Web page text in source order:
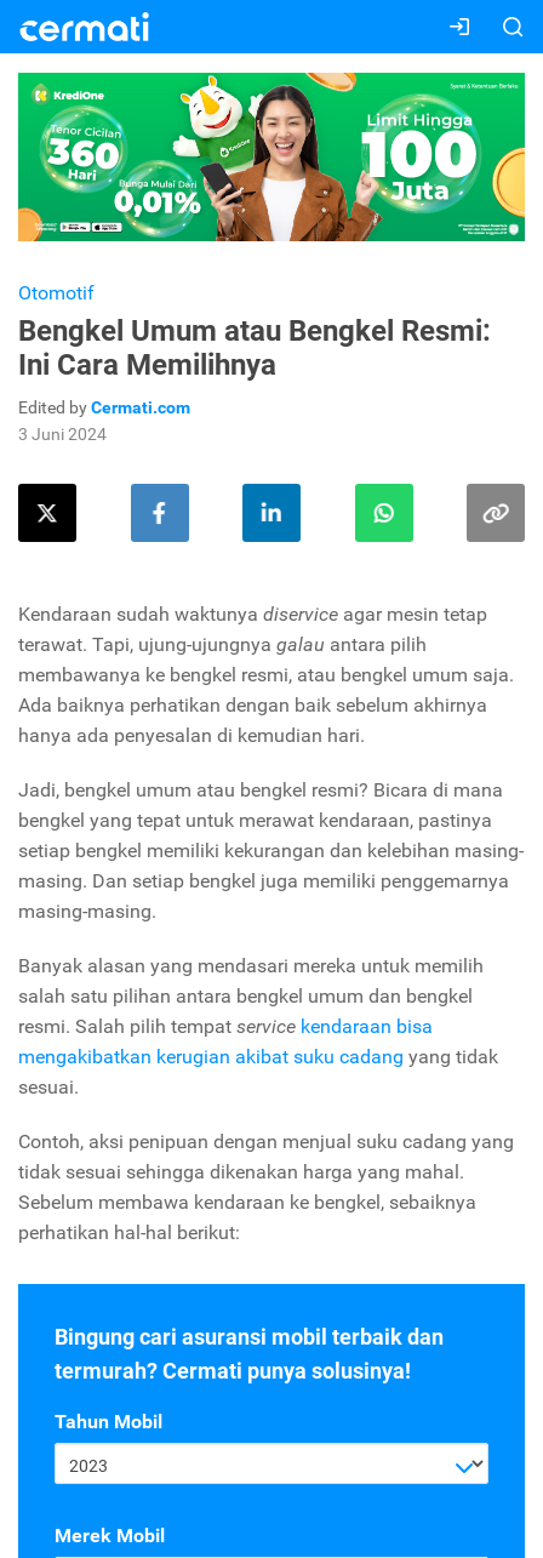
Otomotif
Bengkel Umum atau Bengkel Resmi:
Ini Cara Memilihnya
Edited byCermati.com
3 Juni 2024
Kendaraan sudah waktunya diservice agar mesin tetap
terawat. Tapi, ujung-ujungnya galau antara pilih
membawanya ke bengkel resmi, atau bengkel umum saja.
Ada baiknya perhatikan dengan baik sebelum akhirnya
hanya ada penyesalan di kemudian hari.
Jadi, bengkel umum atau bengkel resmi? Bicara di mana
bengkel yang tepat untuk merawat kendaraan, pastinya
setiap bengkel memiliki kekurangan dan kelebihan masing-
masing. Dan setiap bengkel juga memiliki penggemarnya
masing-masing.
Banyak alasan yang mendasari mereka untuk memilih
salah satu pilihan antara bengkel umum dan bengkel
resmi. Salah pilih tempat service kendaraan bisa
mengakibatkan kerugian akibat suku cadang yang tidak
sesuai.
Contoh, aksi penipuan dengan menjual suku cadang yang
tidak sesuai sehingga dikenakan harga yang mahal.
Sebelum membawa kendaraan ke bengkel, sebaiknya
perhatikan hal-hal berikut:
Bingung cari asuransi mobil terbaik dan
termurah? Cermati punya solusinya!
Tahun Mobil
2023
Merek Mobil